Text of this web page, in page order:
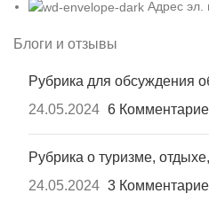
Адрес эл.
Блоги и отзывы
Рубрика для обсуждения
24.05.2024 6
Рубрика о туризме,
24.05.2024 3